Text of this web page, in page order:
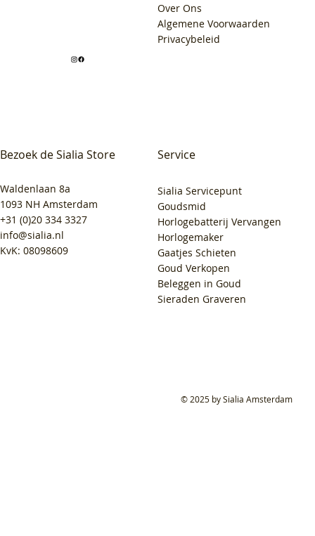
Bezoek de Sialia Store
Waldenlaan 8a
1093 NH Amsterdam
+31 (0)20 334 3327
info@sialia.nl
KvK: 08098609
Over Ons
Algemene Voorwaarden
Privacybeleid
Service
Sialia Servicepunt
Goudsmid
Horlogebatterij Vervangen
Horlogemaker
Gaatjes Schieten
Goud Verkopen
Beleggen in Goud
Sieraden Graveren
© 2025 by Sialia Amsterdam